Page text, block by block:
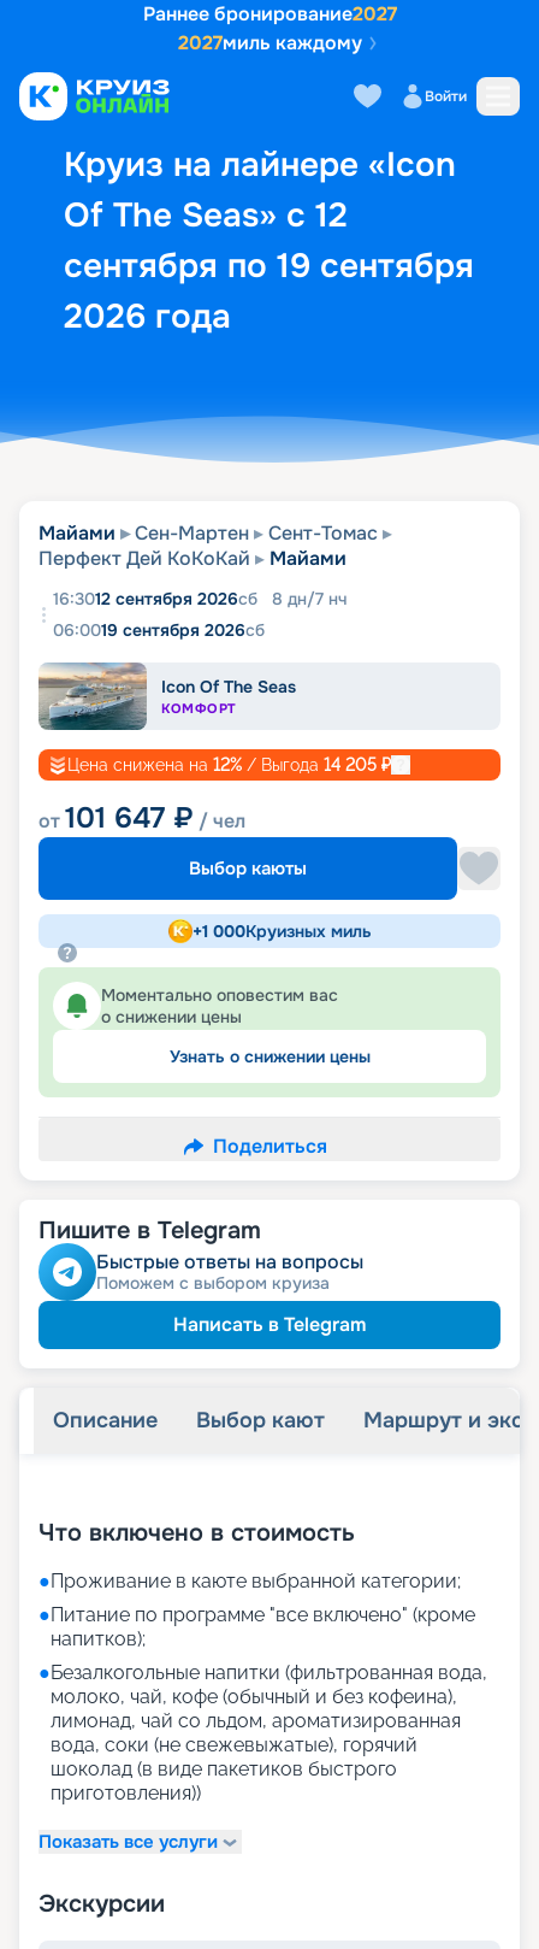
Раннее бронирование2027
2027миль каждому
Войти
Круиз на лайнере «Icon
Of The Seas» с 12
сентября по 19 сентября
2026 года
Выбор кают Маршрут и
Майами Сен-Мартен
Сент-Томас
Перфект Дей КоКоКай
Майами
16:3012 сентября 2026сб 8 дн/7 нч
06:0019 сентября 2026сб
Icon Of The Seas
КОМФОРТ
Цена снижена на 12% / Выгода 14 205 ₽
от101 647 ₽ / чел
Выбор каюты
+1 000Круизных миль
Моментально оповестим вас
о снижении цены
Узнать о снижении цены
Поделиться
Пишите в Telegram
Быстрые ответы на вопросы
Поможем с выбором круиза
Написать в Telegram
Описание Выбор кают Маршрут и
Что включено в стоимость
●Проживание в каюте выбранной категории;
●Питание по программе "все включено" (кроме
напитков);
●Безалкогольные напитки (фильтрованная вода,
молоко, чай, кофе (обычный и без кофеина),
лимонад, чай со льдом, ароматизированная
вода, соки (не свежевыжатые), горячий
шоколад (в виде пакетиков быстрого
приготовления))
Показать все услуги
Экскурсии